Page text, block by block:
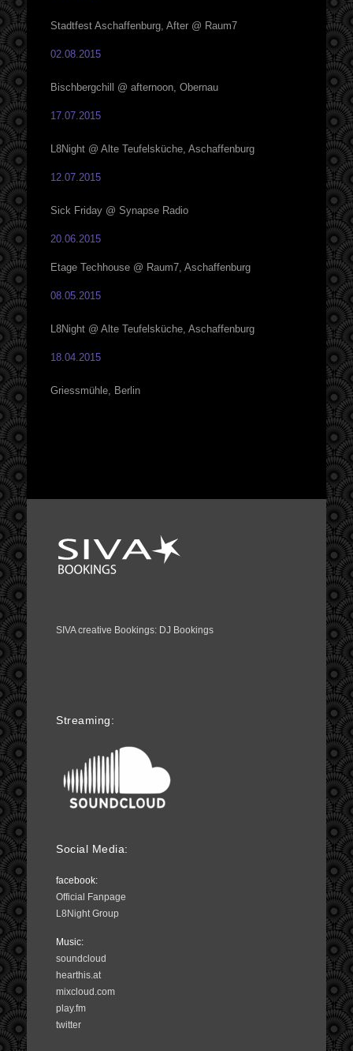
Stadtfest Aschaffenburg, After @ Raum7
02.08.2015
Bischbergchill @ afternoon, Obernau
17.07.2015
L8Night @ Alte Teufelsküche, Aschaffenburg
12.07.2015
Sick Friday @ Synapse Radio
20.06.2015
Etage Techhouse @ Raum7, Aschaffenburg
08.05.2015
L8Night @ Alte Teufelsküche, Aschaffenburg
18.04.2015
Griessmühle, Berlin
SIVA creative Bookings: DJ Bookings
Streaming:
Social Media:
facebook:
Official Fanpage
L8Night Group
Music:
soundcloud
hearthis.at
mixcloud.com
play.fm
twitter